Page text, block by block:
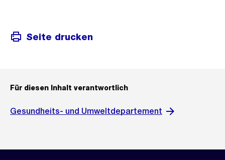
Seite drucken
Für diesen Inhalt verantwortlich
Gesundheits- und Umweltdepartement